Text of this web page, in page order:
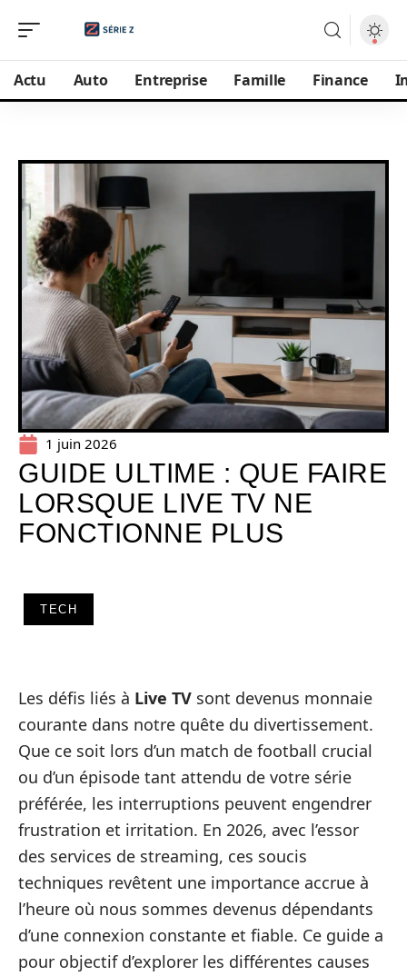
Actu Auto Entreprise Famille Finance
1 juin 2026
GUIDE ULTIME : QUE FAIRE
LORSQUE LIVE TV NE
FONCTIONNE PLUS
TECH
Les défis liés à Live TV sont devenus monnaie
courante dans notre quête du divertissement.
Que ce soit lors d’un match de football crucial
ou d’un épisode tant attendu de votre série
préférée, les interruptions peuvent engendrer
frustration et irritation. En 2026, avec l’essor
des services de streaming, ces soucis
techniques revêtent une importance accrue à
l’heure où nous sommes devenus dépendants
d’une connexion constante et fiable. Ce guide a
pour objectif d’explorer les différentes causes